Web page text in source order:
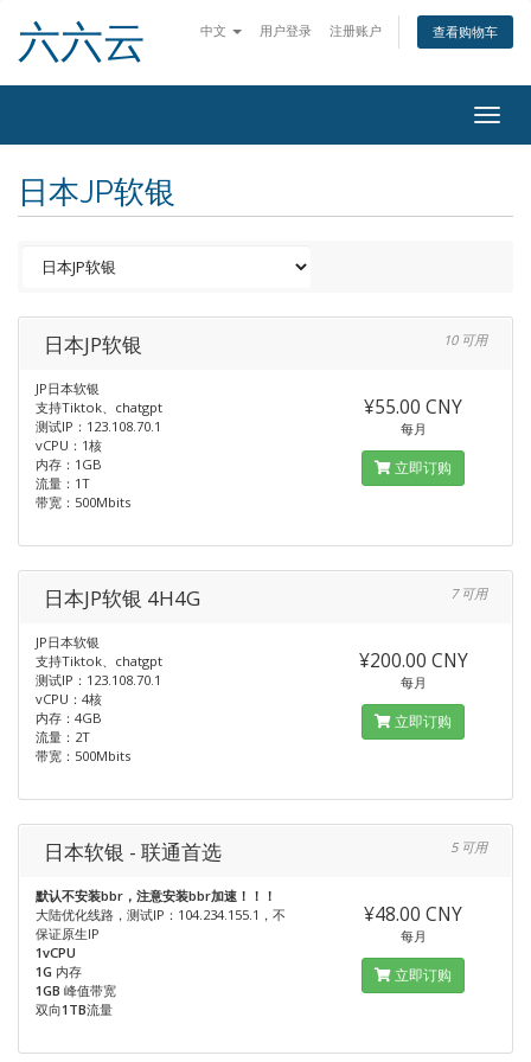
中文 用户登录 注册账户 查看购物车
六六云
日本JP软银
日本JP软银 10 可用
JP日本软银
支持Tiktok、chatgpt
测试IP：123.108.70.1
vCPU：1核
内存：1GB
流量：1T
带宽：500Mbits
¥55.00 CNY
每月
立即订购
日本JP软银 4H4G 7 可用
JP日本软银
支持Tiktok、chatgpt
测试IP：123.108.70.1
vCPU：4核
内存：4GB
流量：2T
带宽：500Mbits
¥200.00 CNY
每月
立即订购
日本软银 - 联通首选 5 可用
默认不安装bbr，注意安装bbr加速！！！
大陆优化线路，测试IP：104.234.155.1，不
保证原生IP
1vCPU
1G 内存
1GB 峰值带宽
双向1TB流量
¥48.00 CNY
每月
立即订购